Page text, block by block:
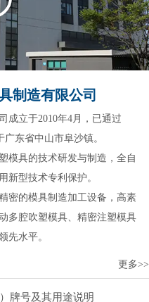
制造有限公司
立于2010年4月，已通过
东省中山市阜沙镇。
具的技术研发与制造，全自
新型技术专利保护。
的模具制造加工设备，高素
多腔吹塑模具、精密注塑模具
先水平。
更多>>
牌号及其用途说明